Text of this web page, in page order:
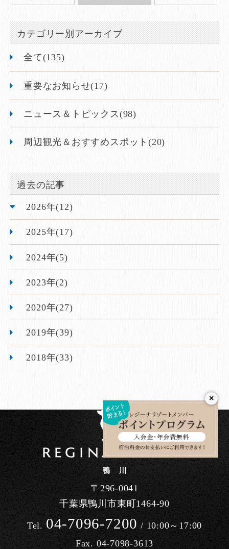
カテゴリー別アーカイブ
全て(135)
重要なお知らせ(17)
ニュース＆トピックス(98)
周辺観光＆おすすめスポット(20)
過去の記事
2026年(12)
2025年(17)
2024年(5)
2023年(2)
2020年(27)
2019年(39)
2018年(33)
〒296-0041
千葉県鴨川市東町1464-90
Tel.04-7096-7200/ 10:00～17:00
Fax. 04-7098-3613
×